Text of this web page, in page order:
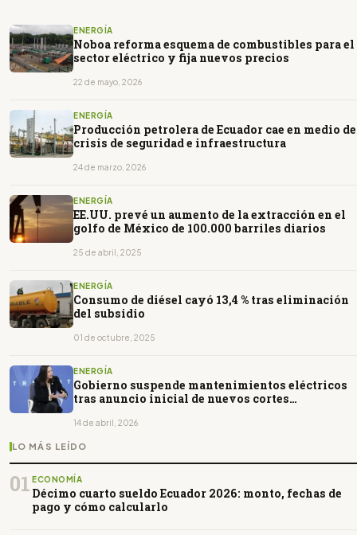
ENERGÍA
Noboa reforma esquema de combustibles para el
sector eléctrico y fija nuevos precios
22 de mayo, 2026
ENERGÍA
Producción petrolera de Ecuador cae en medio de
crisis de seguridad e infraestructura
24 de marzo, 2026
ENERGÍA
EE.UU. prevé un aumento de la extracción en el
golfo de México de 100.000 barriles diarios
25 de abril, 2025
ENERGÍA
Consumo de diésel cayó 13,4 % tras eliminación
del subsidio
01 de octubre, 2025
ENERGÍA
Gobierno suspende mantenimientos eléctricos
tras anuncio inicial de nuevos cortes
14 de abril, 2026
LO MÁS LEÍDO
01 ECONOMÍA
Décimo cuarto sueldo Ecuador 2026: monto, fechas de
pago y cómo calcularlo